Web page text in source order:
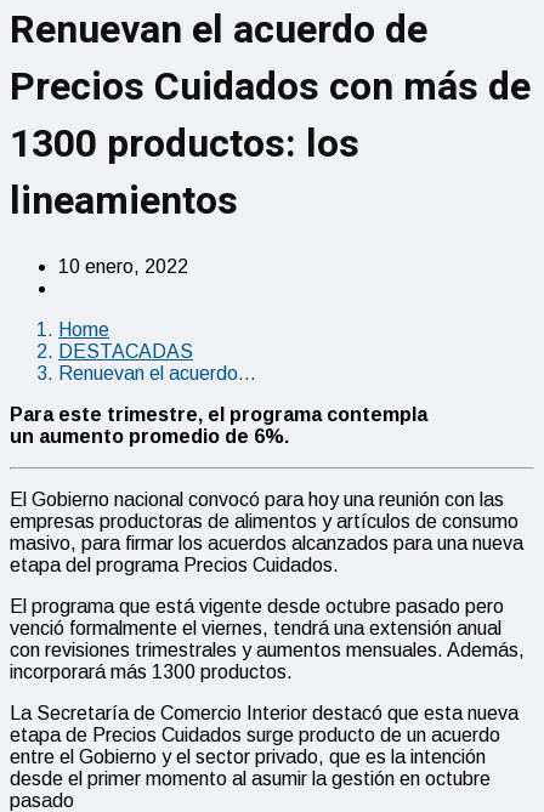
Renuevan el acuerdo de
Precios Cuidados con más de
1300 productos: los
lineamientos
10 enero, 2022
Home
DESTACADAS
Renuevan el acuerdo…
Para este trimestre, el programacontempla
un aumento promedio de 6%.
El Gobierno nacional convocó para hoy una reunión con las
empresas productoras de alimentos y artículos de consumo
masivo, para firmar los acuerdos alcanzados para una nueva
etapa del programa Precios Cuidados.
El programa que está vigente desde octubre pasado pero
venció formalmente el viernes, tendrá una extensión anual
con revisiones trimestrales y aumentos mensuales. Además,
incorporará más 1300 productos.
La Secretaría de Comercio Interior destacó que esta nueva
etapa de Precios Cuidados surge producto de un acuerdo
entre el Gobierno y el sector privado, que es la intención
desde el primer momento al asumir la gestión en octubre
pasado